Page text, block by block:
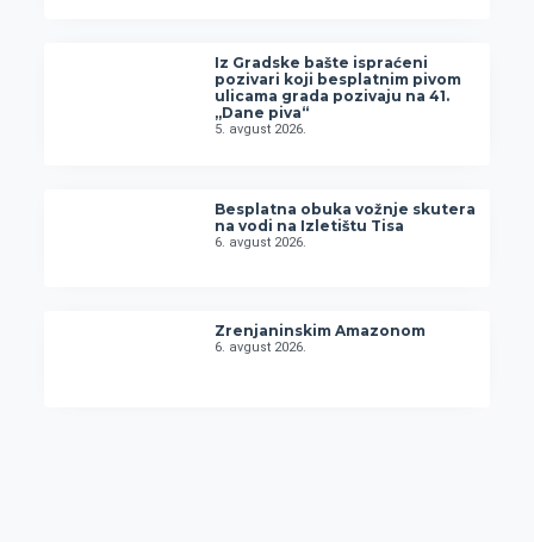
Iz Gradske bašte ispraćeni
pozivari koji besplatnim pivom
ulicama grada pozivaju na 41.
„Dane piva“
5. avgust 2026.
Besplatna obuka vožnje skutera
na vodi na Izletištu Tisa
6. avgust 2026.
Zrenjaninskim Amazonom
6. avgust 2026.